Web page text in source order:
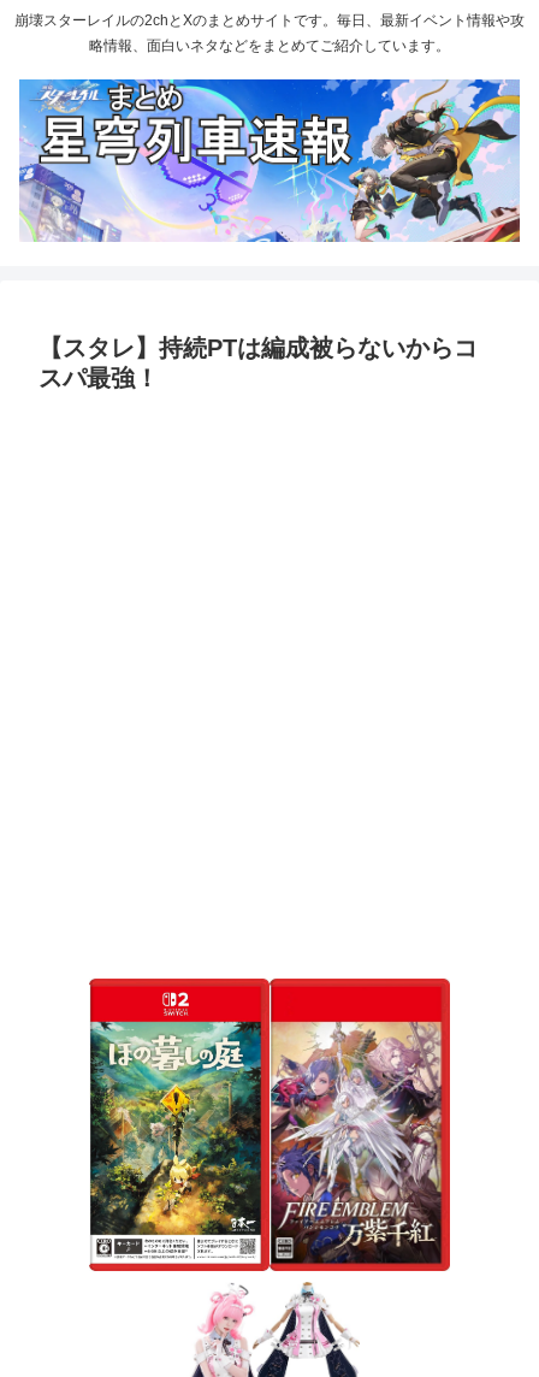
崩壊スターレイルの2chとXのまとめサイトです。毎日、最新イベント情報や攻
略情報、面白いネタなどをまとめてご紹介しています。
【スタレ】持続PTは編成被らないからコ
スパ最強！